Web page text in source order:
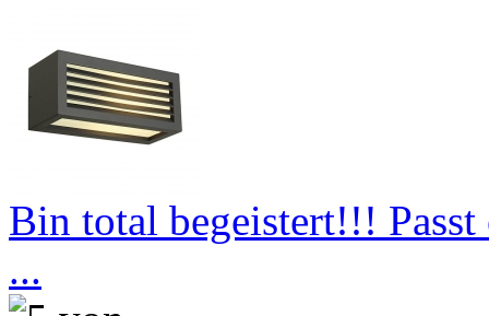
Bin total begeistert!!!
...